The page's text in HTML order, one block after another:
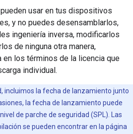
usar en tus dispositivos
y no puedes desensamblarlos,
ingeniería inversa, modificarlos
de ninguna otra manera,
los términos de la licencia que
individual.
incluimos la fecha de lanzamiento junto
la fecha de lanzamiento puede
de parche de seguridad (SPL). Las
se pueden encontrar en la página